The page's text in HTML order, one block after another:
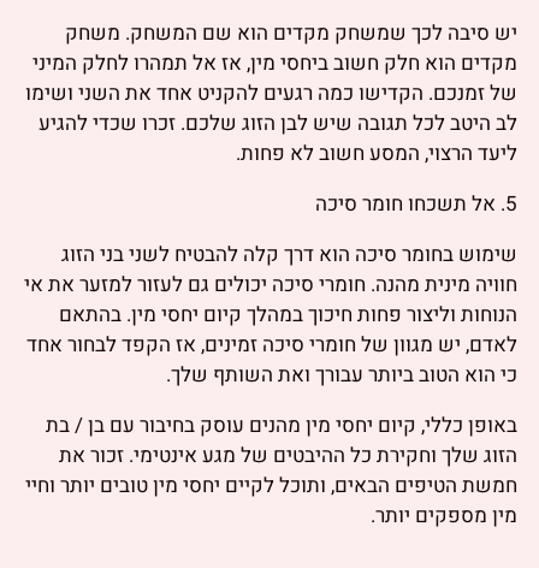
יש סיבה לכך שמשחק מקדים הוא שם המשחק. משחק
מקדים הוא חלק חשוב ביחסי מין, אז אל תמהרו לחלק המיני
של זמנכם. הקדישו כמה רגעים להקניט אחד את השני ושימו
לב היטב לכל תגובה שיש לבן הזוג שלכם. זכרו שכדי להגיע
ליעד הרצוי, המסע חשוב לא פחות.
5. אל תשכחו חומר סיכה
שימוש בחומר סיכה הוא דרך קלה להבטיח לשני בני הזוג
חוויה מינית מהנה. חומרי סיכה יכולים גם לעזור למזער את אי
הנוחות וליצור פחות חיכוך במהלך קיום יחסי מין. בהתאם
לאדם, יש מגוון של חומרי סיכה זמינים, אז הקפד לבחור אחד
כי הוא הטוב ביותר עבורך ואת השותף שלך.
באופן כללי, קיום יחסי מין מהנים עוסק בחיבור עם בן / בת
הזוג שלך וחקירת כל ההיבטים של מגע אינטימי. זכור את
חמשת הטיפים הבאים, ותוכל לקיים יחסי מין טובים יותר וחיי
מין מספקים יותר.